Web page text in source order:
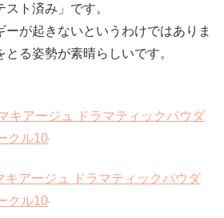
ト済み」です。
ーが起きないというわけではありま
る姿勢が素晴らしいです。
キアージュ ドラマティックパウダ
クル10
キアージュ ドラマティックパウダ
クル10